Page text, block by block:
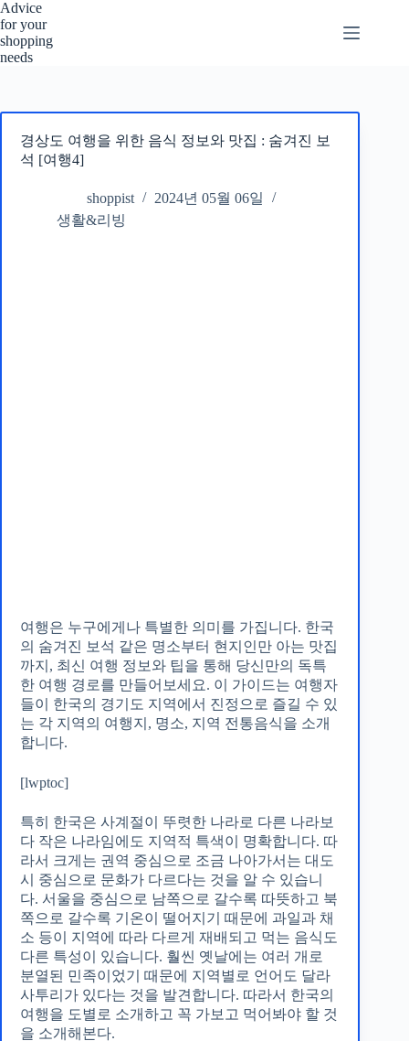
본
문
으
로
Advice
for your
shopping
needs
경상도 여행을 위한 음식 정보와 맛집 : 숨겨진 보
석 [여행4]
shoppist
2024년 05월 06일
생활&리빙
여행은 누구에게나 특별한 의미를 가집니다. 한국
의 숨겨진 보석 같은 명소부터 현지인만 아는 맛집
까지, 최신 여행 정보와 팁을 통해 당신만의 독특
한 여행 경로를 만들어보세요. 이 가이드는 여행자
들이 한국의 경기도 지역에서 진정으로 즐길 수 있
는 각 지역의 여행지, 명소, 지역 전통음식을 소개
합니다.
[lwptoc]
특히 한국은 사계절이 뚜렷한 나라로 다른 나라보
다 작은 나라임에도 지역적 특색이 명확합니다. 따
라서 크게는 권역 중심으로 조금 나아가서는 대도
시 중심으로 문화가 다르다는 것을 알 수 있습니
다. 서울을 중심으로 남쪽으로 갈수록 따뜻하고 북
쪽으로 갈수록 기온이 떨어지기 때문에 과일과 채
소 등이 지역에 따라 다르게 재배되고 먹는 음식도
다른 특성이 있습니다. 훨씬 옛날에는 여러 개로
분열된 민족이었기 때문에 지역별로 언어도 달라
사투리가 있다는 것을 발견합니다. 따라서 한국의
여행을 도별로 소개하고 꼭 가보고 먹어봐야 할 것
을 소개해본다.